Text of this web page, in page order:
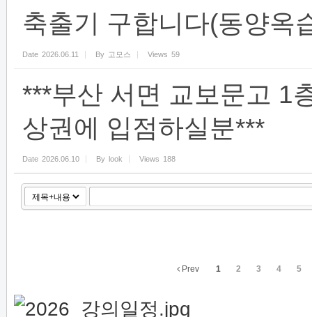
축출기 구합니다(동양옥
Date 2026.06.11 By 고모스 Views 59
***부산 서면 교보문고 1
상권에 입점하실분***
Date 2026.06.10 By look Views 188
Prev 1 2 3 4 5